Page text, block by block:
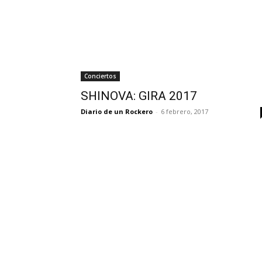
Conciertos
SHINOVA: GIRA 2017
Diario de un Rockero - 6 febrero, 2017